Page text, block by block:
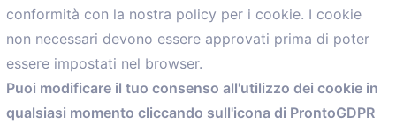
Menù
Home
Servizi
Convenzioni
conformità con la nostra policy per i cookie. I cookie
non necessari devono essere approvati prima di poter
essere impostati nel browser.
Puoi modificare il tuo consenso all'utilizzo dei cookie in
qualsiasi momento cliccando sull'icona di ProntoGDPR